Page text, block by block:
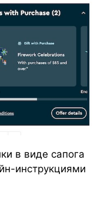
в виде сапога
инструкциями